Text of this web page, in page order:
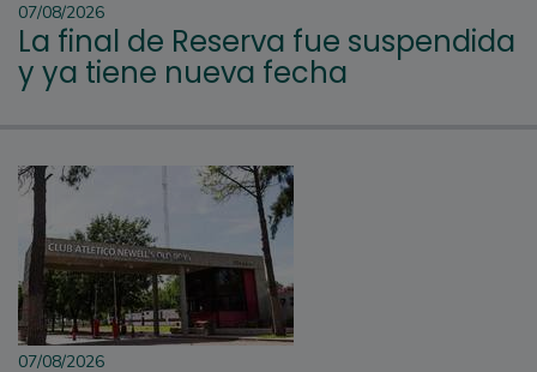
07/08/2026
La final de Reserva fue suspendida
y ya tiene nueva fecha
07/08/2026